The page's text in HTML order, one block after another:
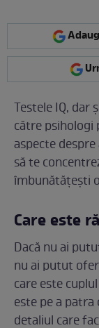
Testele IQ, dar
către psihologi
aspecte
să te
îmbunătățești
Care este
Dacă nu ai
nu ai putut
care este
este pe a
detaliul care